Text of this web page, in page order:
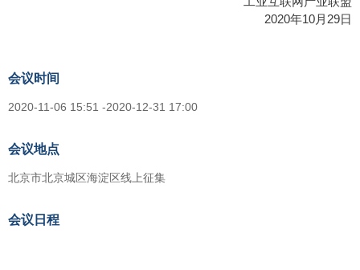
2020年10月29日
会议时间
2020-11-06 15:51 -2020-12-31 17:00
会议地点
北京市北京城区海淀区线上征集
会议日程